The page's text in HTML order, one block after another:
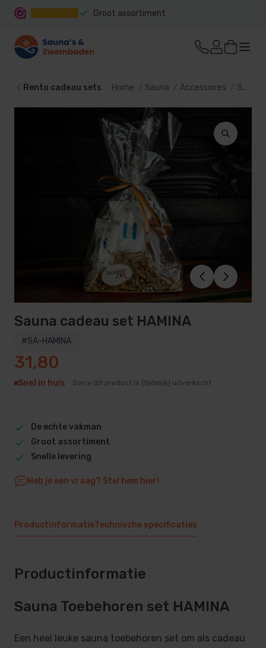
Groot assortiment
Rento cadeau sets Home Sauna Accessoires Sauna set
Sauna cadeau set HAMINA
#SA-HAMINA
31,80
Snel in huis Sorry dit product is (tijdelijk) uitverkocht
De echte vakman
Groot assortiment
Snelle levering
Heb je een vraag? Stel hem hier!
ProductinformatieTechnische specificaties
Productinformatie
Sauna Toebehoren set HAMINA
Een heel leuke sauna toebehoren set om als cadeau